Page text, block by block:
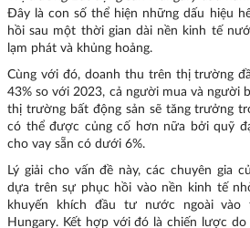
Đây là con số thể hiện những dấu hiệu
hồi sau một thời gian dài nền kinh tế
lạm phát và khủng hoảng.
Cùng với đó, doanh thu trên thị trường
43% so với 2023, cả người mua và người
thị trường bất động sản sẽ tăng trưởng
có thể được củng cố hơn nữa bởi quỹ
cho vay sẵn có dưới 6%.
Lý giải cho vấn đề này, các chuyên gia
dựa trên sự phục hồi vào nền kinh tế
khuyến khích đầu tư nước ngoài
Hungary. Kết hợp với đó là chiến lược